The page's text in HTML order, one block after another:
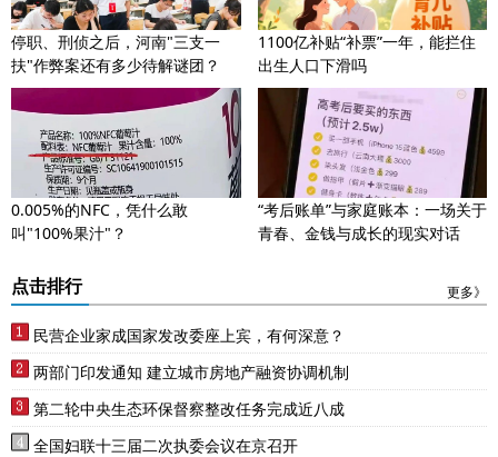
停职、刑侦之后，河南"三支一
扶"作弊案还有多少待解谜团？
1100亿补贴“补票”一年，能拦住
出生人口下滑吗
0.005%的NFC，凭什么敢
叫"100%果汁"？
“考后账单”与家庭账本：一场关于
青春、金钱与成长的现实对话
点击排行 更多》
民营企业家成国家发改委座上宾，有何深意？
两部门印发通知 建立城市房地产融资协调机制
第二轮中央生态环保督察整改任务完成近八成
全国妇联十三届二次执委会议在京召开